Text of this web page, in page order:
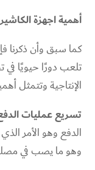
أهمية اجهزة
كما سبق وأن ذكرنا
تلعب دورًا حيويًا في
الإنتاجية وتتمثل
تسريع عمليات
الدفع وهو الأمر
وهو ما يصب في